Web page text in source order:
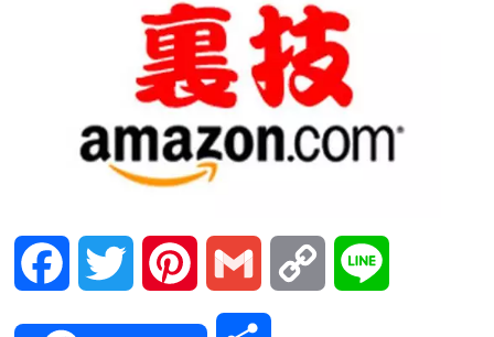
Facebook Twitter Pinterest Gmail Copy